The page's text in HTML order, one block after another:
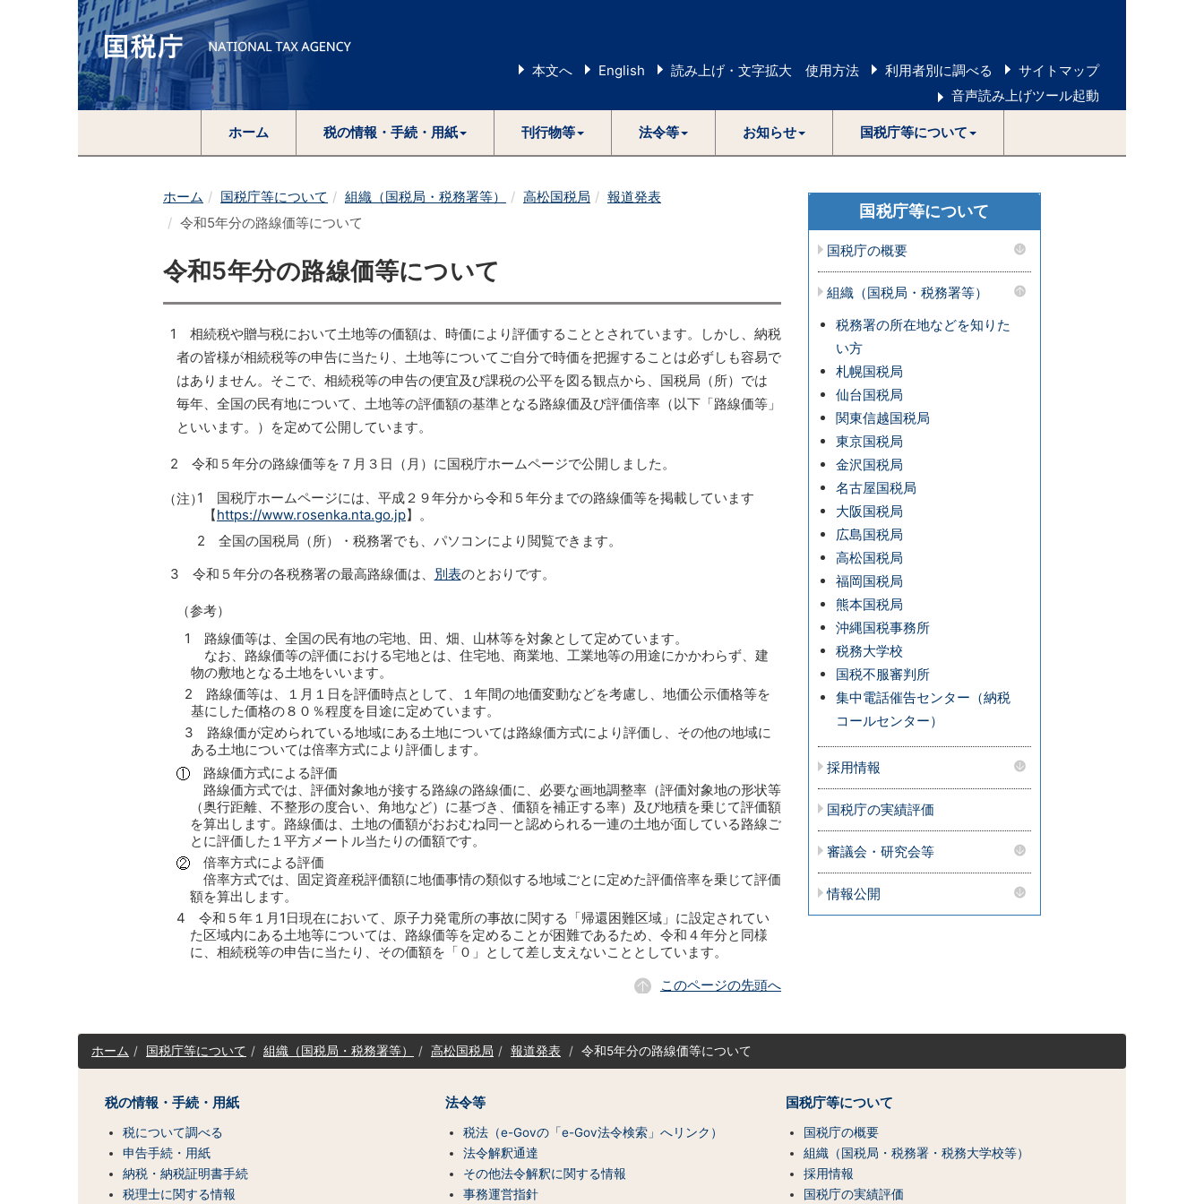
本文へ English 読み上げ・文字拡大 使用方法 利用者別に調べる
サイトマップ
音声読み上げツール起動
ホーム 税の情報・手続・用紙 刊行物等 法令等 お知らせ 国税庁等について
ホーム 国税庁等について 組織（国税局・税務署等） 高松国税局
報道発表
令和5年分の路線価等について
令和5年分の路線価等について
1 相続税や贈与税において土地等の価額は、時価により評価することとされています。しかし、納税
者の皆様が相続税等の申告に当たり、土地等についてご自分で時価を把握することは必ずしも容易で
はありません。そこで、相続税等の申告の便宜及び課税の公平を図る観点から、国税局（所）では
毎年、全国の民有地について、土地等の評価額の基準となる路線価及び評価倍率（以下「路線価等」
といいます。）を定めて公開しています。
2 令和５年分の路線価等を７月３日（月）に国税庁ホームページで公開しました。
（注）1 国税庁ホームページには、平成２９年分から令和５年分までの路線価等を掲載しています
【https://www.rosenka.nta.go.jp】。
2 全国の国税局（所）・税務署でも、パソコンにより閲覧できます。
3 令和５年分の各税務署の最高路線価は、 別表のとおりです。
（参考）
1 路線価等は、全国の民有地の宅地、田、畑、山林等を対象として定めています。
なお、路線価等の評価における宅地とは、住宅地、商業地、工業地等の用途にかかわらず、建
物の敷地となる土地をいいます。
2 路線価等は、１月１日を評価時点として、１年間の地価変動などを考慮し、地価公示価格等を
基にした価格の８０％程度を目途に定めています。
3 路線価が定められている地域にある土地については路線価方式により評価し、その他の地域に
ある土地については倍率方式により評価します。
路線価方式による評価
路線価方式では、評価対象地が接する路線の路線価に、必要な画地調整率（評価対象地の形状等
（奥行距離、不整形の度合い、角地など）に基づき、価額を補正する率）及び地積を乗じて評価額
を算出します。路線価は、土地の価額がおおむね同一と認められる一連の土地が面している路線ご
とに評価した１平方メートル当たりの価額です。
倍率方式による評価
倍率方式では、固定資産税評価額に地価事情の類似する地域ごとに定めた評価倍率を乗じて評価
額を算出します。
4 令和５年１月1日現在において、原子力発電所の事故に関する「帰還困難区域」に設定されてい
た区域内にある土地等については、路線価等を定めることが困難であるため、令和４年分と同様
に、相続税等の申告に当たり、その価額を「０」として差し支えないこととしています。
このページの先頭へ
国税庁等について
国税庁の概要
組織（国税局・税務署等）
税務署の所在地などを知りた
い方
札幌国税局
仙台国税局
関東信越国税局
東京国税局
金沢国税局
名古屋国税局
大阪国税局
広島国税局
高松国税局
福岡国税局
熊本国税局
沖縄国税事務所
税務大学校
国税不服審判所
集中電話催告センター（納税
コールセンター）
採用情報
国税庁の実績評価
審議会・研究会等
情報公開
サ
イ
（コ
ホーム 国税庁等について 組織（国税局・税務署等） 高松国税局 報道発表 令和5年分の路線価等について
税の情報・手続・用紙
税について調べる
申告手続・用紙
納税・納税証明書手続
税理士に関する情報
法令等
税法（e-Govの「e-Gov法令検索」へリンク）
法令解釈通達
その他法令解釈に関する情報
事務運営指針
国税庁等について
国税庁の概要
組織（国税局・税務署・税務大学校等）
採用情報
国税庁の実績評価